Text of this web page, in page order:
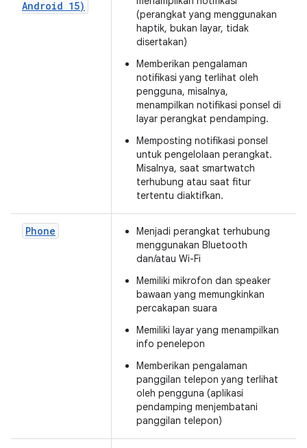
Android 15)
(perangkat yang menggunakan
haptik, bukan layar, tidak
disertakan)
Memberikan pengalaman
notifikasi yang terlihat oleh
pengguna, misalnya,
menampilkan notifikasi ponsel di
layar perangkat pendamping.
Memposting notifikasi ponsel
untuk pengelolaan perangkat.
Misalnya, saat smartwatch
terhubung atau saat fitur
tertentu diaktifkan.
Phone
Menjadi perangkat terhubung
menggunakan Bluetooth
dan/atau Wi-Fi
Memiliki mikrofon dan speaker
bawaan yang memungkinkan
percakapan suara
Memiliki layar yang menampilkan
info penelepon
Memberikan pengalaman
panggilan telepon yang terlihat
oleh pengguna (aplikasi
pendamping menjembatani
panggilan telepon)